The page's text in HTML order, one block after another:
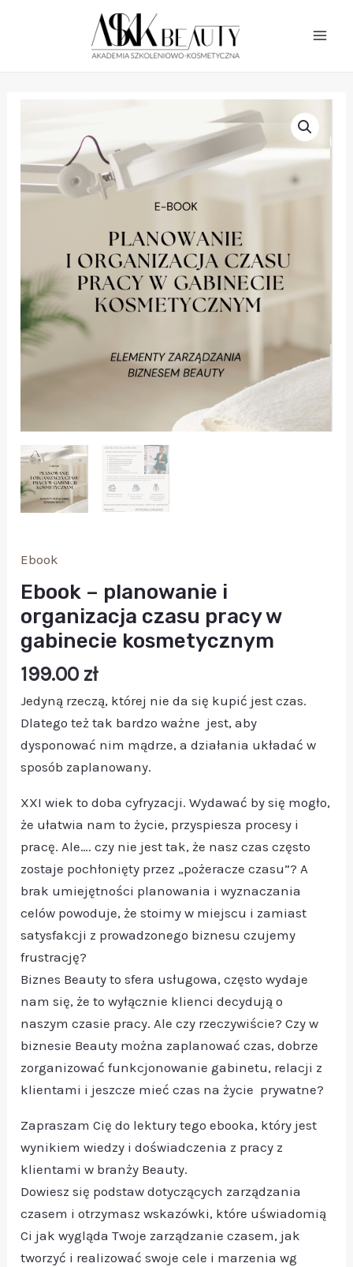
Ebook
Ebook – planowanie i
organizacja czasu pracy w
gabinecie kosmetycznym
199.00 zł
Jedyną rzeczą, której nie da się kupić jest czas.
Dlatego też tak bardzo ważne jest, aby
dysponować nim mądrze, a działania układać w
sposób zaplanowany.
XXI wiek to doba cyfryzacji. Wydawać by się mogło,
że ułatwia nam to życie, przyspiesza procesy i
pracę. Ale…. czy nie jest tak, że nasz czas często
zostaje pochłonięty przez „pożeracze czasu”? A
brak umiejętności planowania i wyznaczania
celów powoduje, że stoimy w miejscu i zamiast
satysfakcji z prowadzonego biznesu czujemy
frustrację?
Biznes Beauty to sfera usługowa, często wydaje
nam się, że to wyłącznie klienci decydują o
naszym czasie pracy. Ale czy rzeczywiście? Czy w
biznesie Beauty można zaplanować czas, dobrze
zorganizować funkcjonowanie gabinetu, relacji z
klientami i jeszcze mieć czas na życie prywatne?
Zapraszam Cię do lektury tego ebooka, który jest
wynikiem wiedzy i doświadczenia z pracy z
klientami w branży Beauty.
Dowiesz się podstaw dotyczących zarządzania
czasem i otrzymasz wskazówki, które uświadomią
Ci jak wygląda Twoje zarządzanie czasem, jak
tworzyć i realizować swoje cele i marzenia wg
planowanie
w
gabinecie
kosmetycznym